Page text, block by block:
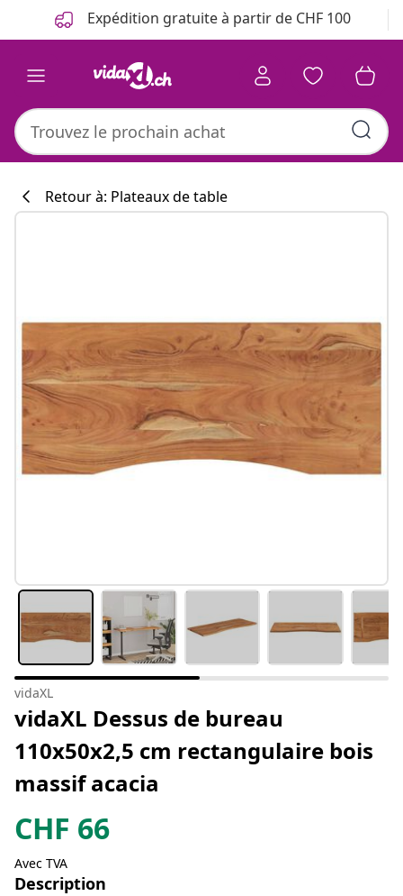
Précédent Expédition gratuite à partir de CHF 100
Retour à: Plateaux de table
vidaXL
vidaXL Dessus de bureau
110x50x2,5 cm rectangulaire bois
massif acacia
CHF 66
Avec TVA
Description